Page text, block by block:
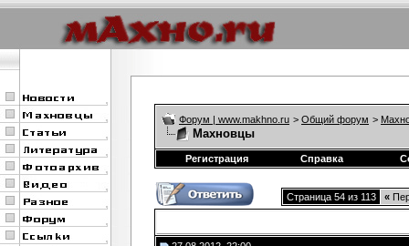
Форум | www.makhno.ru > Общий форум >
Махновцы
Регистрация Справка
Страница 54 из 113 «